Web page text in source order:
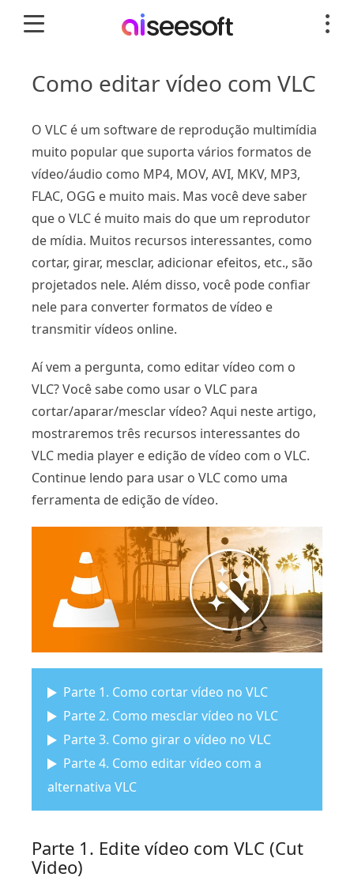
Como editar vídeo com VLC
O VLC é um software de reprodução multimídia
muito popular que suporta vários formatos de
vídeo/áudio como MP4, MOV, AVI, MKV, MP3,
FLAC, OGG e muito mais. Mas você deve saber
que o VLC é muito mais do que um reprodutor
de mídia. Muitos recursos interessantes, como
cortar, girar, mesclar, adicionar efeitos, etc., são
projetados nele. Além disso, você pode confiar
nele para converter formatos de vídeo e
transmitir vídeos online.
Aí vem a pergunta, como editar vídeo com o
VLC? Você sabe como usar o VLC para
cortar/aparar/mesclar vídeo? Aqui neste artigo,
mostraremos três recursos interessantes do
VLC media player e edição de vídeo com o VLC.
Continue lendo para usar o VLC como uma
ferramenta de edição de vídeo.
Parte 1. Como cortar vídeo no VLC
Parte 2. Como mesclar vídeo no VLC
Parte 3. Como girar o vídeo no VLC
Parte 4. Como editar vídeo com a
alternativa VLC
Parte 1. Edite vídeo com VLC (Cut
Video)